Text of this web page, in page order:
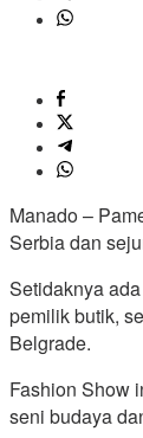
Manado –
Serbia dan
Setidaknya
pemilik butik,
Belgrade.
Fashion Show
seni budaya